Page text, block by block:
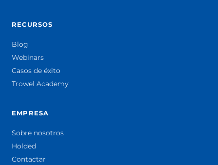
RECURSOS
Blog
Webinars
Casos de éxito
Trowel Academy
EMPRESA
Sobre nosotros
Holded
Contactar